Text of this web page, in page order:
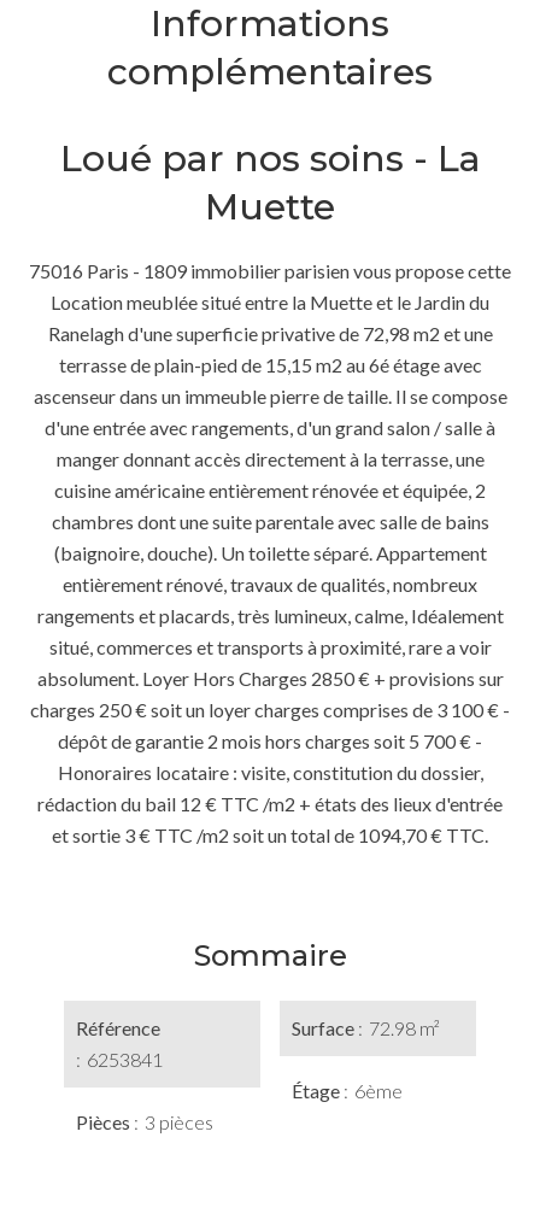
Informations
complémentaires
Loué par nos soins - La
Muette
75016 Paris - 1809 immobilier parisien vous propose cette
Location meublée situé entre la Muette et le Jardin du
Ranelagh d'une superficie privative de 72,98 m2 et une
terrasse de plain-pied de 15,15 m2 au 6é étage avec
ascenseur dans un immeuble pierre de taille. Il se compose
d'une entrée avec rangements, d'un grand salon / salle à
manger donnant accès directement à la terrasse, une
cuisine américaine entièrement rénovée et équipée, 2
chambres dont une suite parentale avec salle de bains
(baignoire, douche). Un toilette séparé. Appartement
entièrement rénové, travaux de qualités, nombreux
rangements et placards, très lumineux, calme, Idéalement
situé, commerces et transports à proximité, rare a voir
absolument. Loyer Hors Charges 2850 € + provisions sur
charges 250 € soit un loyer charges comprises de 3 100 € -
dépôt de garantie 2 mois hors charges soit 5 700 € -
Honoraires locataire : visite, constitution du dossier,
rédaction du bail 12 € TTC /m2 + états des lieux d'entrée
et sortie 3 € TTC /m2 soit un total de 1094,70 € TTC.
Sommaire
Référence
6253841
Pièces 3 pièces
Surface 72.98 m²
Étage 6ème